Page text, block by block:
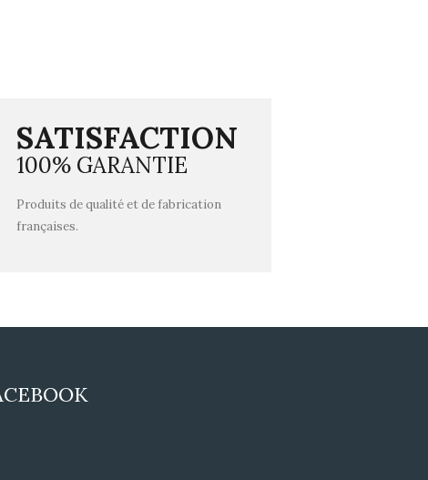
SATISFACTION
100% GARANTIE
Produits de qualité et de fabrication
françaises.